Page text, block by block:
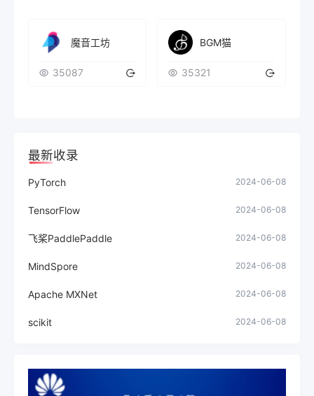
魔音工坊
35087
BGM猫
35321
最新收录
PyTorch 2024-06-08
TensorFlow 2024-06-08
飞桨PaddlePaddle 2024-06-08
MindSpore 2024-06-08
Apache MXNet 2024-06-08
scikit 2024-06-08